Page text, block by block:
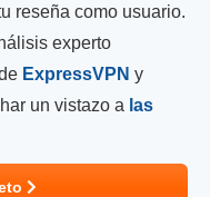
reseña como usuario.
experto
ExpressVPN y
un vistazo a las